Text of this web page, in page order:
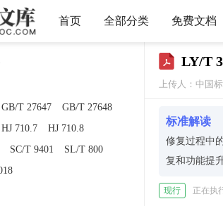
首页 全部分类 免费文档
LY/T
上传人：中国
标准解读
修复过程中
复和功能提升
根据文件内
调了在进行
现行 正在执
GB/T 27647
GB/T 27648
HJ 710.7
HJ 710.8
SC/T 9401
SL/T 800